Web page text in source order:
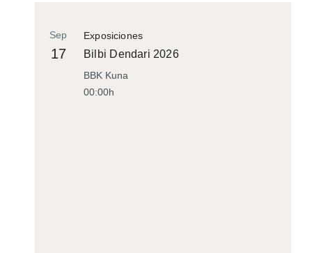
Exposiciones
Sep
17 Bilbi Dendari 2026
BBK Kuna
00:00h